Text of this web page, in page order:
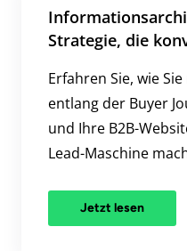
Strategie, die
Erfahren Sie, wie
entlang der Buyer
und Ihre B2B-
Lead-Maschine
Jetzt lesen